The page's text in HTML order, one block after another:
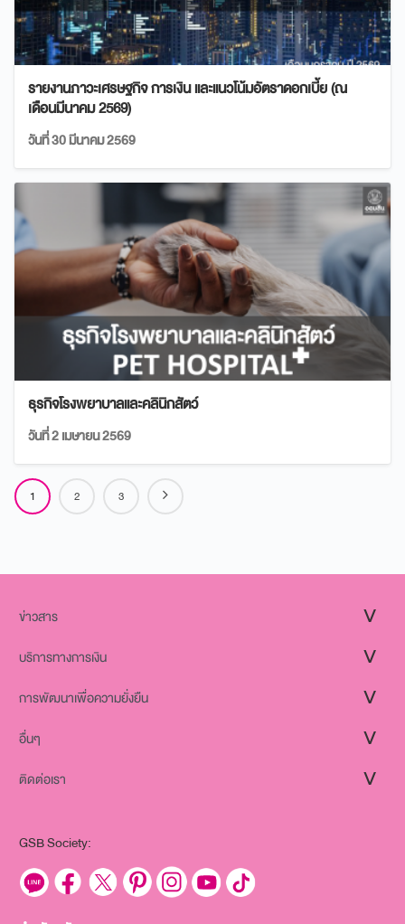
รายงานภาวะเศรษฐกิจ การเงิน และแนวโน้มอัตราดอกเบี้ย (ณ
เดือนมีนาคม 2569)
วันที่ 30 มีนาคม 2569
ธุรกิจโรงพยาบาลและคลินิกสัตว์
วันที่ 2 เมษายน 2569
1 2 3
ข่าวสาร
บริการทางการเงิน
การพัฒนาเพื่อความยั่งยืน
อื่นๆ
ติดต่อเรา
GSB Society: